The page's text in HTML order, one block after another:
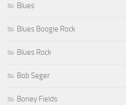
Blues
Blues Boogie Rock
Blues Rock
Bob Seger
Boney Fields